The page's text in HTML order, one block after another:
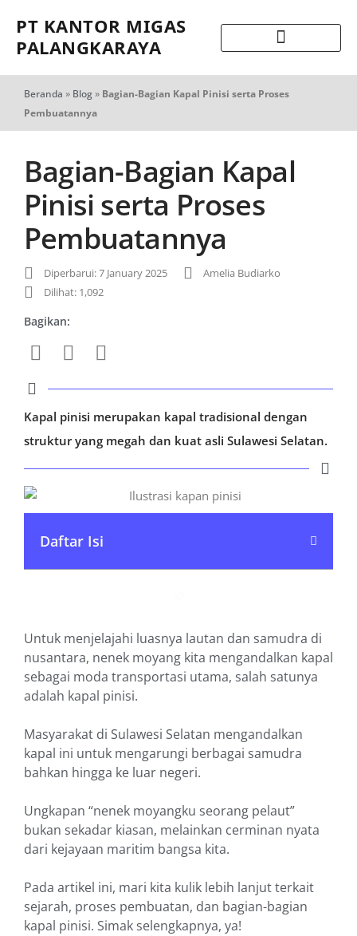
PT KANTOR MIGAS
PALANGKARAYA
Beranda » Blog» Bagian-Bagian Kapal Pinisi serta Proses
Pembuatannya
Bagian-Bagian Kapal
Pinisi serta Proses
Pembuatannya
Diperbarui: 7 January 2025
Amelia Budiarko
Dilihat: 1,092
Bagikan:
Kapal pinisi merupakan kapal tradisional dengan
struktur yang megah dan kuat asli Sulawesi Selatan.
Daftar Isi
Untuk menjelajahi luasnya lautan dan samudra di
nusantara, nenek moyang kita mengandalkan kapal
sebagai moda transportasi utama, salah satunya
adalah kapal pinisi.
Masyarakat di Sulawesi Selatan mengandalkan
kapal ini untuk mengarungi berbagai samudra
bahkan hingga ke luar negeri.
Ungkapan “nenek moyangku seorang pelaut”
bukan sekadar kiasan, melainkan cerminan nyata
dari kejayaan maritim bangsa kita.
Pada artikel ini, mari kita kulik lebih lanjut terkait
sejarah, proses pembuatan, dan bagian-bagian
kapal pinisi. Simak selengkapnya, ya!